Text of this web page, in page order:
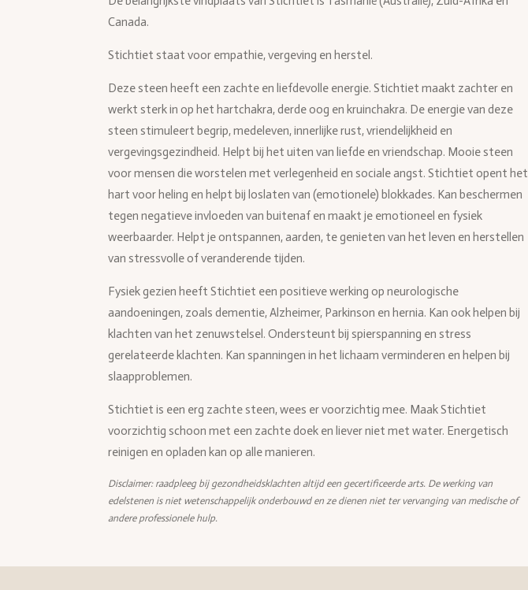
Canada.
Stichtiet staat voor empathie, vergeving en herstel.
Deze steen heeft een zachte en liefdevolle energie. Stichtiet maakt zachter en
werkt sterk in op het hartchakra, derde oog en kruinchakra. De energie van deze
steen stimuleert begrip, medeleven, innerlijke rust, vriendelijkheid en
vergevingsgezindheid. Helpt bij het uiten van liefde en vriendschap. Mooie steen
voor mensen die worstelen met verlegenheid en sociale angst. Stichtiet opent het
hart voor heling en helpt bij loslaten van (emotionele) blokkades. Kan beschermen
tegen negatieve invloeden van buitenaf en maakt je emotioneel en fysiek
weerbaarder. Helpt je ontspannen, aarden, te genieten van het leven en herstellen
van stressvolle of veranderende tijden.
Fysiek gezien heeft Stichtiet een positieve werking op neurologische
aandoeningen, zoals dementie, Alzheimer, Parkinson en hernia. Kan ook helpen bij
klachten van het zenuwstelsel. Ondersteunt bij spierspanning en stress
gerelateerde klachten. Kan spanningen in het lichaam verminderen en helpen bij
slaapproblemen.
Stichtiet is een erg zachte steen, wees er voorzichtig mee. Maak Stichtiet
voorzichtig schoon met een zachte doek en liever niet met water. Energetisch
reinigen en opladen kan op alle manieren.
Disclaimer: raadpleeg bij gezondheidsklachten altijd een gecertificeerde arts. De werking van
edelstenen is niet wetenschappelijk onderbouwd en ze dienen niet ter vervanging van medische of
andere professionele hulp.